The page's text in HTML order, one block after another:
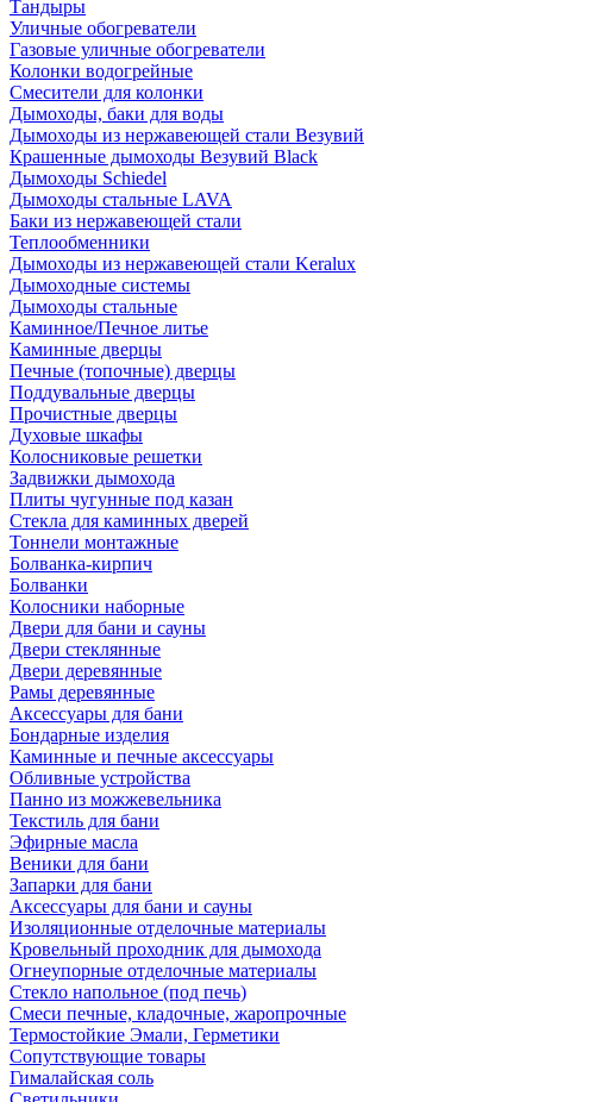
Тандыры
Уличные обогреватели
Газовые уличные обогреватели
Колонки водогрейные
Смесители для колонки
Дымоходы, баки для воды
Дымоходы из нержавеющей стали Везувий
Крашенные дымоходы Везувий Black
Дымоходы Schiedel
Дымоходы стальные LAVA
Баки из нержавеющей стали
Теплообменники
Дымоходы из нержавеющей стали Keralux
Дымоходные системы
Дымоходы стальные
Каминное/Печное литье
Каминные дверцы
Печные (топочные) дверцы
Поддувальные дверцы
Прочистные дверцы
Духовые шкафы
Колосниковые решетки
Задвижки дымохода
Плиты чугунные под казан
Стекла для каминных дверей
Тоннели монтажные
Болванка-кирпич
Болванки
Колосники наборные
Двери для бани и сауны
Двери стеклянные
Двери деревянные
Рамы деревянные
Аксессуары для бани
Бондарные изделия
Каминные и печные аксессуары
Обливные устройства
Панно из можжевельника
Текстиль для бани
Эфирные масла
Веники для бани
Запарки для бани
Аксессуары для бани и сауны
Изоляционные отделочные материалы
Кровельный проходник для дымохода
Огнеупорные отделочные материалы
Стекло напольное (под печь)
Смеси печные, кладочные, жаропрочные
Термостойкие Эмали, Герметики
Сопутствующие товары
Гималайская соль